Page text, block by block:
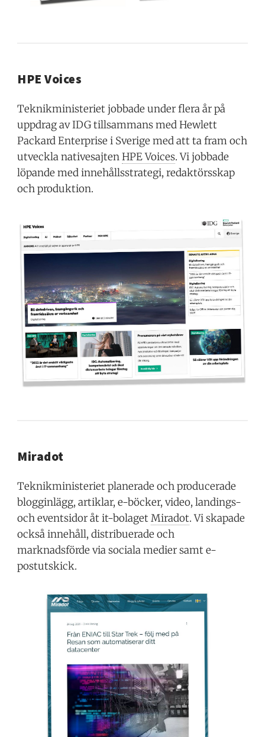
HPE Voices
Teknikministeriet jobbade under flera år på
uppdrag av IDG tillsammans med Hewlett
Packard Enterprise i Sverige med att ta fram och
utveckla nativesajtenHPE Voices. Vi jobbade
löpande med innehållsstrategi, redaktörsskap
och produktion.
Miradot
Teknikministeriet planerade och producerade
blogginlägg, artiklar, e-böcker, video, landings-
och eventsidor åt it-bolagetMiradot. Vi skapade
också innehåll, distribuerade och
marknadsförde via sociala medier samt e-
postutskick.